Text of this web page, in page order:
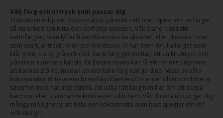
Välj färg och uttryck som passar dig
Träbutiken erbjuder kokosmattor på mått i ett brett spektrum av färger,
så du enkelt kan hitta den perfekta nyansen. Välj bland klassiskt
naturfärgad, som lyfter fram fibrernas råa skönhet, eller djupare toner
som svart, antracit, brun och bordeaux. Vi har även livfulla färger som
blå, grön, curry, grå och röd. Varje färg ger mattan ett unikt uttryck och
påverkar rummets känsla. En ljusare nyans kan få ett mindre utrymme
att kännas större, medan en mörkare färg kan ge djup. Vissa av våra
kokosmattor finns även i brandskyddande utförande, vilket kombinerar
säkerhet med naturlig estetik. Att välja rätt färg handlar om att skapa
harmoni eller spännande kontraster i ditt hem. Vårt breda utbud ger dig
många möjligheter att hitta den kokosmatta som bäst speglar din stil
och design.